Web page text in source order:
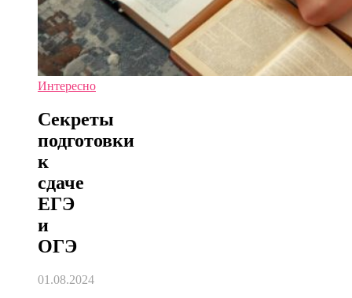
Интересно
Секреты
подготовки
к
сдаче
ЕГЭ
и
ОГЭ
01.08.2024